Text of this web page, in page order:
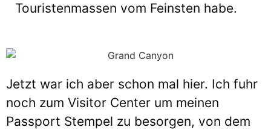
Touristenmassen vom Feinsten habe.
Jetzt war ich aber schon mal hier. Ich fuhr
noch zum Visitor Center um meinen
Passport Stempel zu besorgen, von dem